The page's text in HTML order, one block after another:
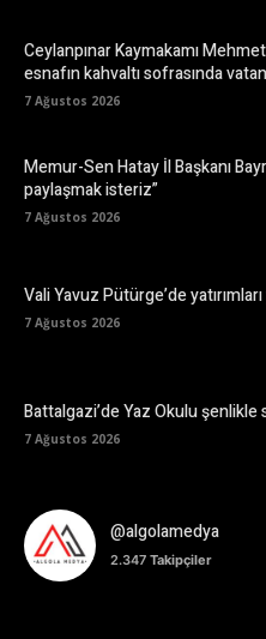
Ceylanpınar Kaymakamı
esnafın kahvaltı sofrasında
7 Ağustos 2026
Memur-Sen Hatay İl Başkanı
paylaşmak isteriz”
7 Ağustos 2026
Vali Yavuz Pütürge’de
7 Ağustos 2026
Battalgazi’de Yaz Okulu şenlikle
7 Ağustos 2026
@algolamedya
2.347 Takipçiler